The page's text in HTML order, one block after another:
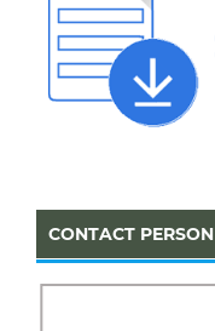
CONTACT PERSON